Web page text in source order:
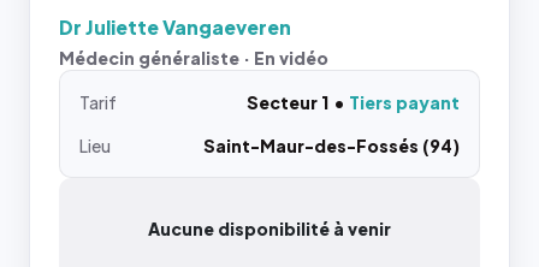
Dr Juliette Vangaeveren
Médecin généraliste · En vidéo
Tarif Secteur 1
Tiers payant
Lieu
Saint-Maur-des-Fossés (94)
Aucune disponibilité à venir